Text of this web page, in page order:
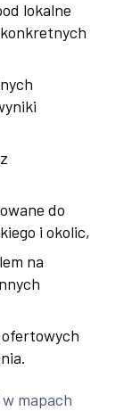
lokalne
do
i okolic,
na
mapach